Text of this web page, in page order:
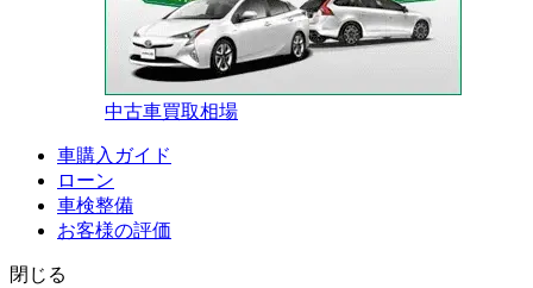
中古車買取相場
車購入ガイド
ローン
車検整備
お客様の評価
閉じる